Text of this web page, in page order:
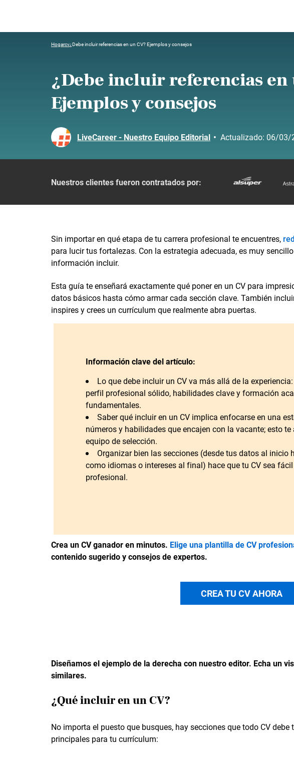
Hogarcv¿Debe incluir referencias en un CV? Ejemplos y consejos
¿Debe incluir referencias en
Ejemplos y consejos
LiveCareer - Nuestro Equipo Editorial • Actualizado: 06/03/
Nuestros clientes fueron contratados por:
Sin importar en qué etapa de tu carrera profesional te encuentres,
para lucir tus fortalezas. Con la estrategia adecuada, es muy
información incluir.
Esta guía te enseñará exactamente qué poner en un CV para
datos básicos hasta cómo armar cada sección clave. También
inspires y crees un currículum que realmente abra puertas.
Información clave del artículo:
Lo que debe incluir un CV va más allá de la
perfil profesional sólido, habilidades clave y formación
fundamentales.
Saber qué incluir en un CV implica enfocarse en una
números y habilidades que encajen con la vacante; esto
equipo de selección.
Organizar bien las secciones (desde tus datos al inicio
como idiomas o intereses al final) hace que tu CV sea
profesional.
Crea un CV ganador en minutos. Elige una plantilla de CV
contenido sugerido y consejos de expertos.
CREA TU CV AHORA
Diseñamos el ejemplo de la derecha con nuestro editor. Echa un
similares.
¿Qué incluir en un CV?
No importa el puesto que busques, hay secciones que todo CV
principales para tu currículum: